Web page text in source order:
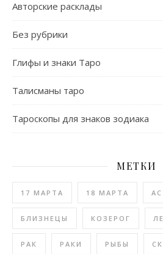
Авторские расклады
Без рубрики
Глифы и знаки Таро
Талисманы таро
Тароскопы для знаков зодиака
МЕТКИ
17 МАРТА 18 МАРТА
БЛИЗНЕЦЫ КОЗЕРОГ
РАК РАКИ РЫБЫ